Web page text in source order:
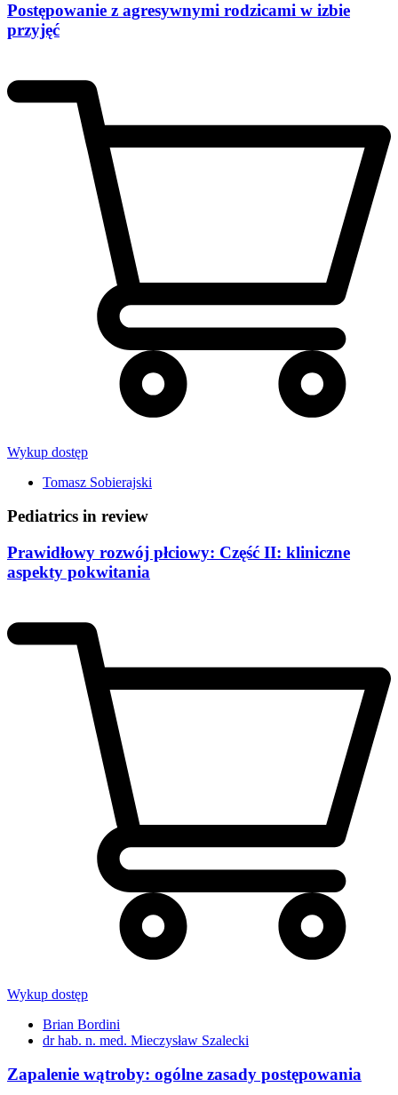
Postępowanie z agresywnymi rodzicami w izbie
przyjęć
Wykup dostęp
Tomasz Sobierajski
Pediatrics in review
Prawidłowy rozwój płciowy: Część II: kliniczne
aspekty pokwitania
Wykup dostęp
Brian Bordini
dr hab. n. med. Mieczysław Szalecki
Zapalenie wątroby: ogólne zasady postępowania